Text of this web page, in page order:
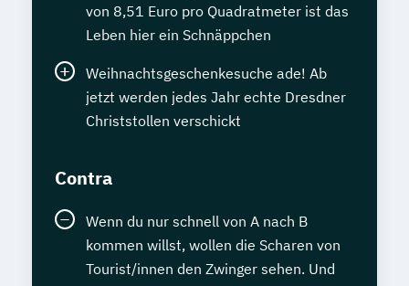
von 8,51 Euro pro Quadratmeter ist das
Leben hier ein Schnäppchen
Weihnachtsgeschenkesuche ade! Ab
jetzt werden jedes Jahr echte Dresdner
Christstollen verschickt
Contra
Wenn du nur schnell von A nach B
kommen willst, wollen die Scharen von
Tourist/innen den Zwinger sehen. Und